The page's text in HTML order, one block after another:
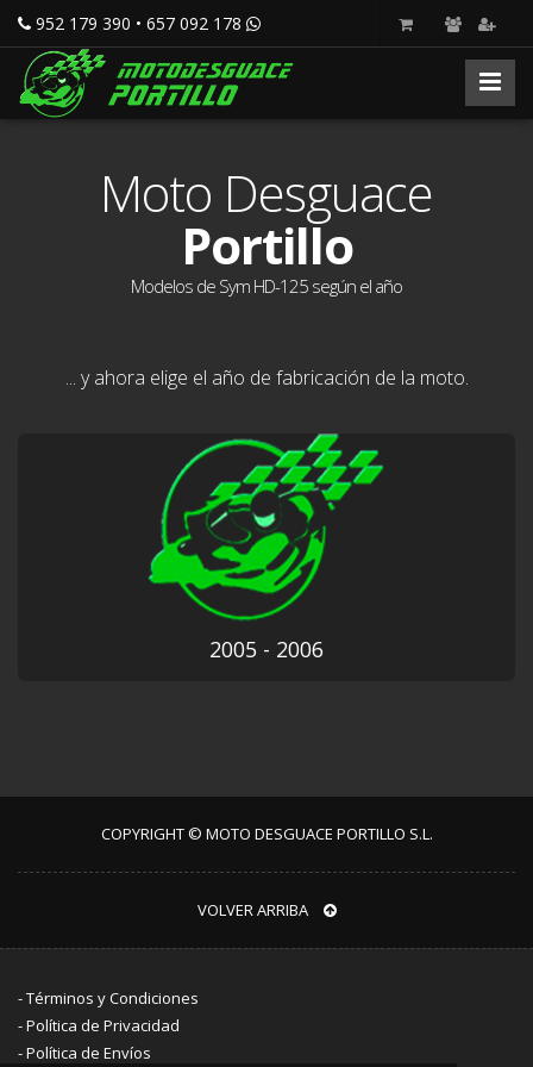
952 179 390 • 657 092 178
Moto Desguace
Portillo
Modelos de Sym HD-125 según el año
... y ahora elige el año de fabricación de la moto.
2005 - 2006
COPYRIGHT © MOTO DESGUACE PORTILLO S.L.
VOLVER ARRIBA
-Términos y Condiciones
-Política de Privacidad
-Política de Envíos